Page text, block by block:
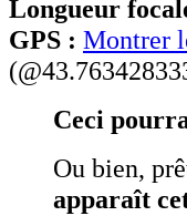
Longueur
GPS : Montrer
Ceci
Ou bien,
apparaît